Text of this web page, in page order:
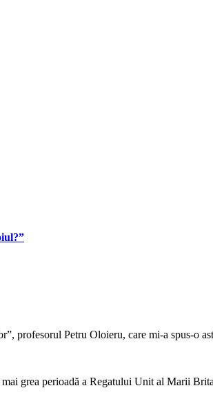
profesorul Petru Oloieru, care mi-a spus-o
grea perioadă a Regatului Unit al Marii